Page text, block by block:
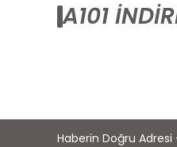
A101
Haberin Doğru